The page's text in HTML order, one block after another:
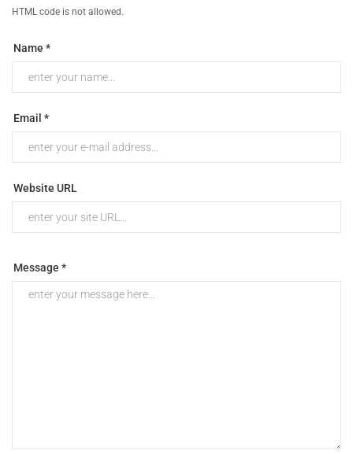
HTML code is not allowed.
Name *
Email *
Website URL
Message *